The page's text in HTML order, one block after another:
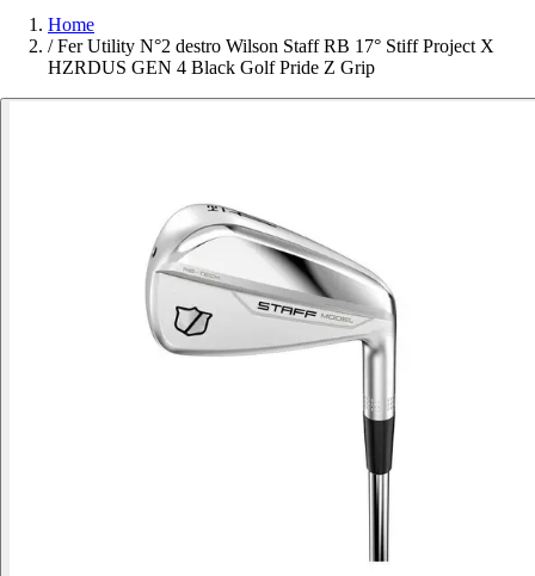
Home
/ Fer Utility N°2 destro Wilson Staff RB 17° Stiff Project X
HZRDUS GEN 4 Black Golf Pride Z Grip